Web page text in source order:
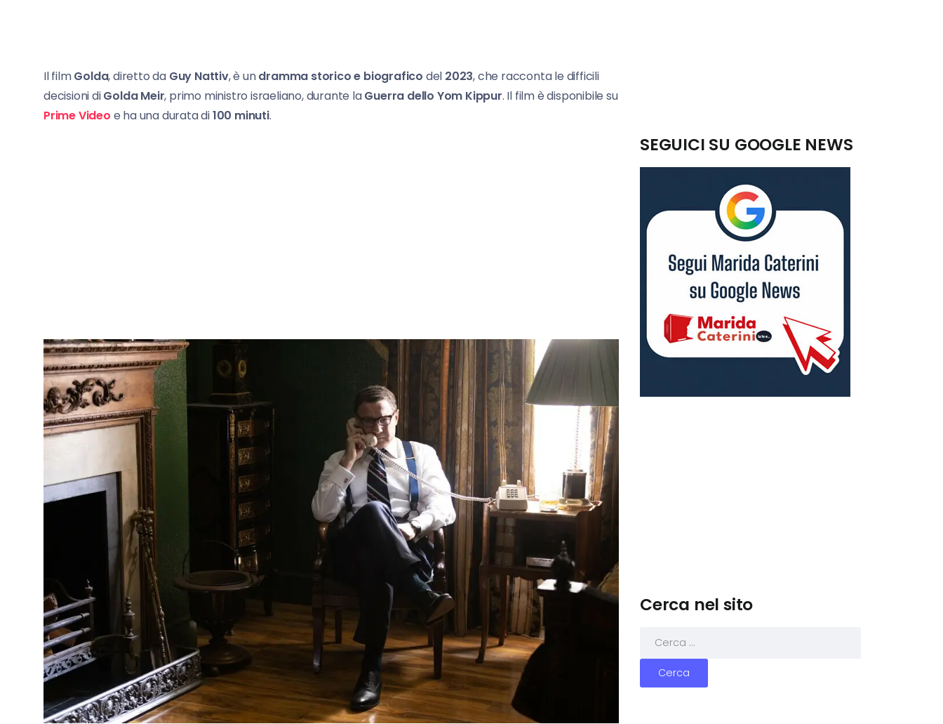
Il filmGolda, diretto da Guy Nattiv, è undramma storico e biografico del 2023, che racconta le difficili
decisioni diGolda Meir, primo ministro israeliano, durante laGuerra dello Yom Kippur. Il film è disponibile su
Prime Video e ha una durata di100 minuti.
SEGUICI SU GOOGLE NEWS
Cerca nel sito